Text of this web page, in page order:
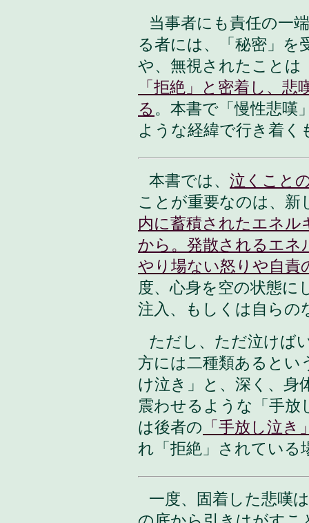
当事者にも責任の一
る者には、「秘密」を
や、無視されたことは
「拒絶」と密着し、
る 。本書で「慢性悲嘆
ような経緯で行き着
本書では、 泣くこと
ことが重要なのは、
内に蓄積されたエネル
から。発散されるエ
やり場ない怒りや自責
度、心身を空の状態に
注入、もしくは自らの
ただし、ただ泣けば
方には二種類あるとい
け泣き」と、深く、身
震わせるような「手放
は後者の 「手放し泣き
れ「拒絶」されている
一度、固着した悲嘆